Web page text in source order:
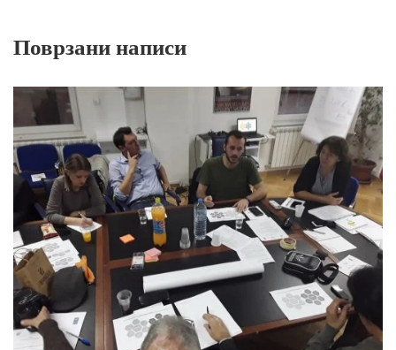
Поврзани написи